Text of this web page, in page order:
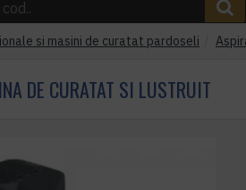
si masini de curatat pardoseli
DE CURATAT SI LUSTRUIT